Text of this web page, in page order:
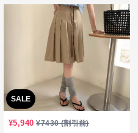
SALE
¥5,940 ¥7430(割引前)